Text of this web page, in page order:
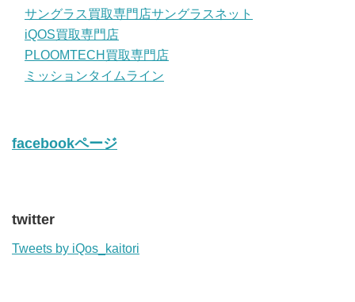
サングラス買取専門店サングラスネット
iQOS買取専門店
PLOOMTECH買取専門店
ミッションタイムライン
facebookページ
twitter
Tweets by iQos_kaitori